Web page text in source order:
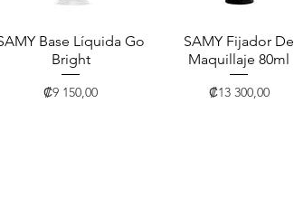
Vista rápida
Base Líquida Go
Bright
Precio
₡9 150,00
Vista rápida
SAMY Fijador De
Maquillaje 80ml
Precio
₡13 300,00